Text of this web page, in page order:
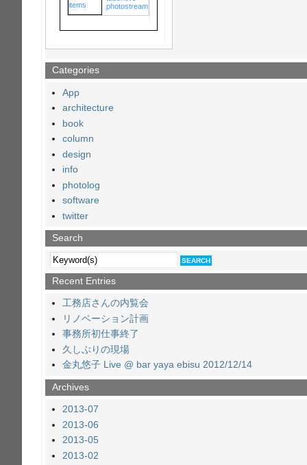
photostream
Categories
App
architecture
book
column
design
info
photolog
software
twitter
Search
Recent Entries
工務店さんの内覧会
リノベーション計画
事務所初仕事終了
久しぶりの現場
金丸悠子 Live @ bar yaya ebisu 2012/12/14
Archives
2013-07
2013-06
2013-05
2013-02